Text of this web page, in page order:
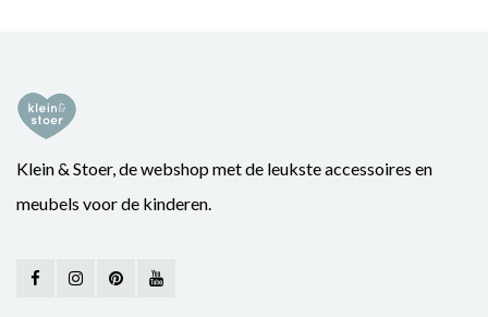
Klein & Stoer, de webshop met de leukste accessoires en
meubels voor de kinderen.